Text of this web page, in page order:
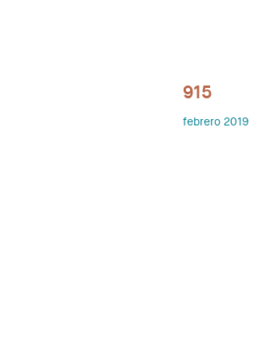
915
febrero 2019